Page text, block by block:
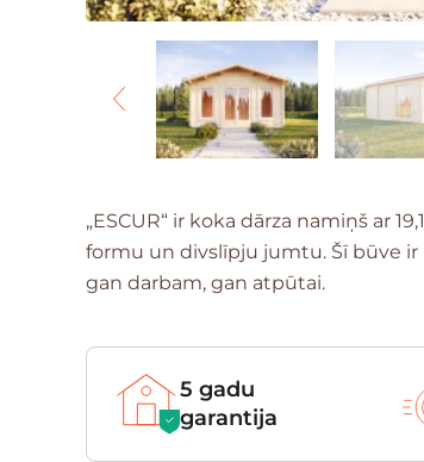
„ESCUR“ ir koka dārza namiņš ar
formu un divslīpju jumtu. Šī būve
gan darbam, gan atpūtai.
5 gadu
garantija